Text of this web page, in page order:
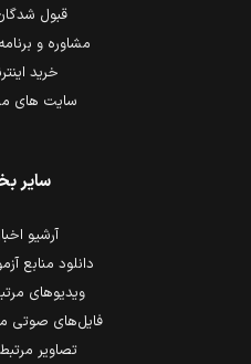
قبول
مشاوره و
خرید
سایت های
سایر
آرشیو
دانلود منابع
ویدیوهای
فایل‌های صوتی
تصاویر